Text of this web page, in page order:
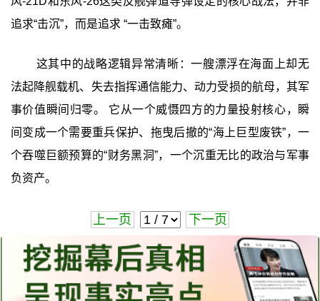
追求“击沉”，而是追求 ‍“一击致瘫”‍。
这其中的战略逻辑异常清晰：一艘漂浮在海面上却无
法起降舰载机、失去指挥通信能力、动力受损的航母，其军
事价值瞬间归零。 它从一个威慑四方的力量投射核心，瞬
间变成一个需要重兵保护、拖曳后撤的“海上巨型废铁”，一
个吞噬巨额预算的“财务黑洞”，一个沉重无比的政治与军事
负资产。
上一页 下一页